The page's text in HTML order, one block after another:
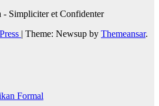
Simpliciter et Confidenter
| Theme: Newsup by Themeansar.
Formal